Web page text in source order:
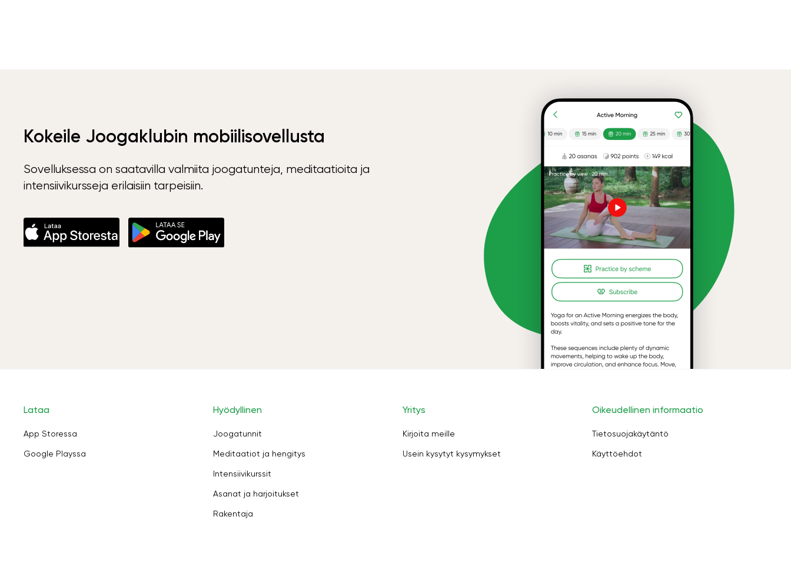
Kokeile Joogaklubin mobiilisovellusta
Sovelluksessa on saatavilla valmiita joogatunteja, meditaatioita ja
intensiivikursseja erilaisiin tarpeisiin.
Lataa
App Storessa
Google Playssa
Hyödyllinen
Joogatunnit
Meditaatiot ja hengitys
Intensiivikurssit
Asanat ja harjoitukset
Rakentaja
Yritys
Kirjoita meille
Usein kysytyt kysymykset
Oikeudellinen informaatio
Tietosuojakäytäntö
Käyttöehdot